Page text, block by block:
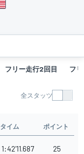
フリー走行2回目 フ
全スタッツ
タイム ポイント
1:42'11.687 25